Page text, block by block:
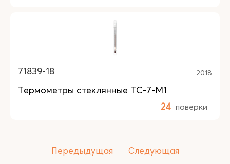
71839-18 2018
Термометры стеклянные ТС-7-М1
24 поверки
Передыдущая Следующая